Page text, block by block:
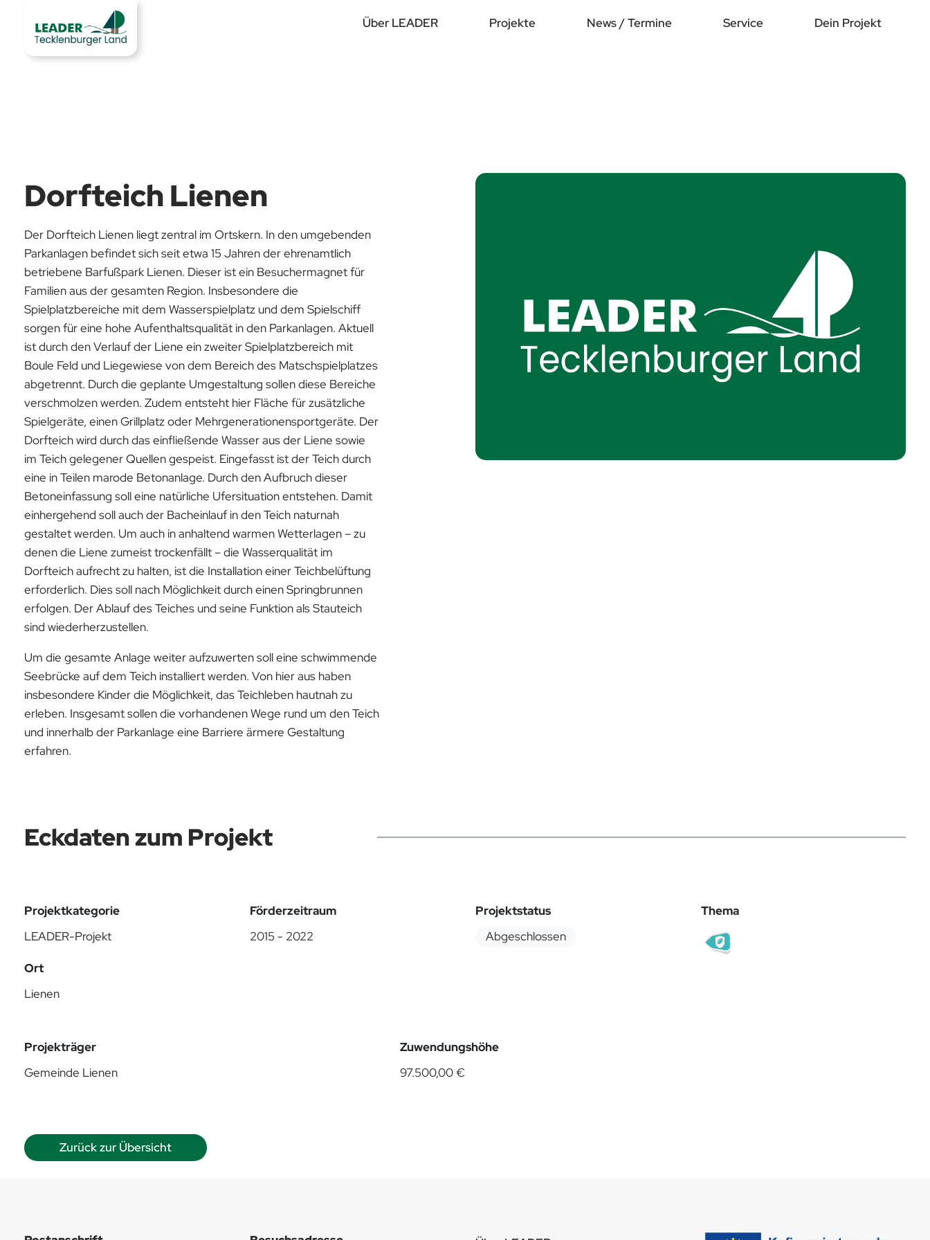
Über LEADER Projekte News / Termine Service Dein Projekt
Dorfteich Lienen
Der Dorfteich Lienen liegt zentral im Ortskern. In den umgebenden
Parkanlagen befindet sich seit etwa 15 Jahren der ehrenamtlich
betriebene Barfußpark Lienen. Dieser ist ein Besuchermagnet für
Familien aus der gesamten Region. Insbesondere die
Spielplatzbereiche mit dem Wasserspielplatz und dem Spielschiff
sorgen für eine hohe Aufenthaltsqualität in den Parkanlagen. Aktuell
ist durch den Verlauf der Liene ein zweiter Spielplatzbereich mit
Boule Feld und Liegewiese von dem Bereich des Matschspielplatzes
abgetrennt. Durch die geplante Umgestaltung sollen diese Bereiche
verschmolzen werden. Zudem entsteht hier Fläche für zusätzliche
Spielgeräte, einen Grillplatz oder Mehrgenerationensportgeräte. Der
Dorfteich wird durch das einfließende Wasser aus der Liene sowie
im Teich gelegener Quellen gespeist. Eingefasst ist der Teich durch
eine in Teilen marode Betonanlage. Durch den Aufbruch dieser
Betoneinfassung soll eine natürliche Ufersituation entstehen. Damit
einhergehend soll auch der Bacheinlauf in den Teich naturnah
gestaltet werden. Um auch in anhaltend warmen Wetterlagen – zu
denen die Liene zumeist trockenfällt – die Wasserqualität im
Dorfteich aufrecht zu halten, ist die Installation einer Teichbelüftung
erforderlich. Dies soll nach Möglichkeit durch einen Springbrunnen
erfolgen. Der Ablauf des Teiches und seine Funktion als Stauteich
sind wiederherzustellen.
Um die gesamte Anlage weiter aufzuwerten soll eine schwimmende
Seebrücke auf dem Teich installiert werden. Von hier aus haben
insbesondere Kinder die Möglichkeit, das Teichleben hautnah zu
erleben. Insgesamt sollen die vorhandenen Wege rund um den Teich
und innerhalb der Parkanlage eine Barriere ärmere Gestaltung
erfahren.
Eckdaten zum Projekt
Projektkategorie
LEADER-Projekt
Förderzeitraum
2015 - 2022
Projektstatus
Abgeschlossen
Thema
Ort
Lienen
Projekträger
Gemeinde Lienen
Zuwendungshöhe
97.500,00 €
Zurück zur Übersicht